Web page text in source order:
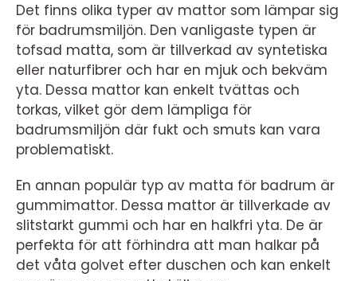
Det finns olika typer av mattor som lämpar sig
för badrumsmiljön. Den vanligaste typen är
tofsad matta, som är tillverkad av syntetiska
eller naturfibrer och har en mjuk och bekväm
yta. Dessa mattor kan enkelt tvättas och
torkas, vilket gör dem lämpliga för
badrumsmiljön där fukt och smuts kan vara
problematiskt.
En annan populär typ av matta för badrum är
gummimattor. Dessa mattor är tillverkade av
slitstarkt gummi och har en halkfri yta. De är
perfekta för att förhindra att man halkar på
det våta golvet efter duschen och kan enkelt